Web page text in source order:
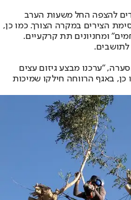
להצפה החל משעות הערב
הצירים במקרה הצורך. כמו כן,
ומחניונים תת קרקעיים.
לתושבים.
"ערכנו מבצע גיזום עצים
באגף הרווחה חילקו שמיכות